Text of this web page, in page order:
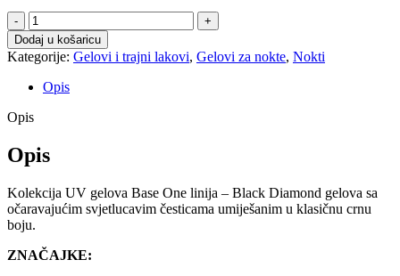
UV
Gel
Black
Diamond
Red
Stars
količina
Dodaj u košaricu
Kategorije: Gelovi i trajni lakovi, Gelovi za nokte, Nokti
Opis
Opis
Opis
Kolekcija UV gelova Base One linija – Black Diamond gelova sa
očaravajućim svjetlucavim česticama umiješanim u klasičnu crnu
boju.
ZNAČAJKE: